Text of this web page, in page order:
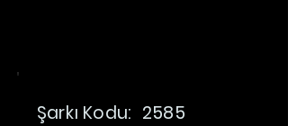
Şarkı Kodu: 2585